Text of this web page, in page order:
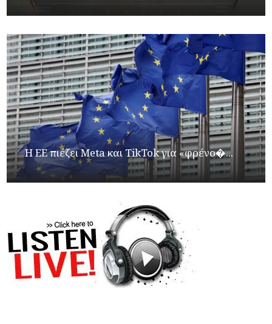
Η ΕΕ πιέζει Meta και TikTok για «φρένο�...